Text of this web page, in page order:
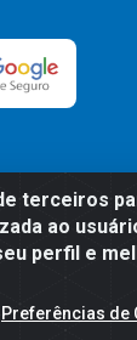
terceiros
ao
perfil e
Preferências de
de
for exibido no
2001